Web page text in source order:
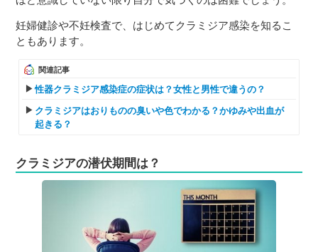
妊婦健診や不妊検査で、はじめてクラミジア感染を知るこ
ともあります。
関連記事
性器クラミジア感染症の症状は？女性と男性で違うの？
クラミジアはおりものの臭いや色でわかる？かゆみや出血が
起きる？
クラミジアの潜伏期間は？